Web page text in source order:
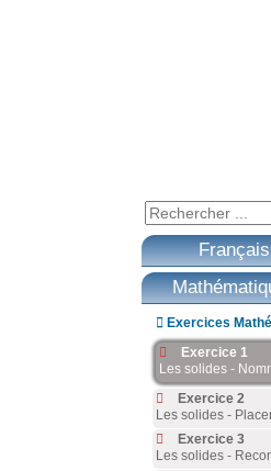
Français
 Exercices
Exercice 1
Les solides -
Exercice 2
Les solides -
Exercice 3
Les solides -